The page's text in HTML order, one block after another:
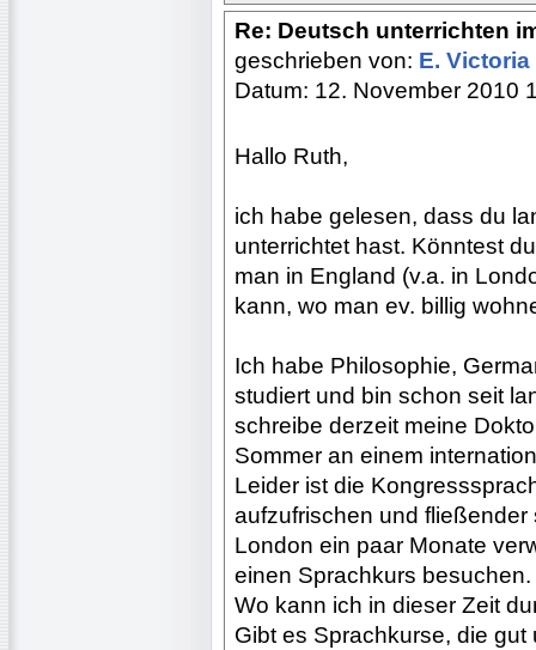
Re: Deutsch unterrichten
geschrieben von: E.
Datum: 12. November 2010
Hallo Ruth,
ich habe gelesen, dass du
unterrichtet hast. Könntest
man in England (v.a. in
kann, wo man ev. billig
Ich habe Philosophie,
studiert und bin schon seit
schreibe derzeit meine
Sommer an einem
Leider ist die
aufzufrischen und
London ein paar Monate
einen Sprachkurs
Wo kann ich in dieser Zeit
Gibt es Sprachkurse, die